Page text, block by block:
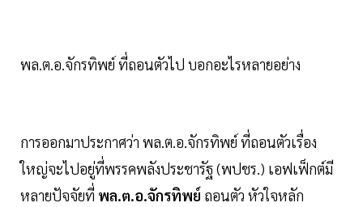
พล.ต.อ.จักรทิพย์ ที่ถอนตัวไป บอกอะไรหลายอย่าง
การออกมาประกาศว่า พล.ต.อ.จักรทิพย์ ที่ถอนตัวเรื่อง
ใหญ่จะไปอยู่ที่พรรคพลังประชารัฐ (พปชร.) เอฟเฟ็กต์มี
หลายปัจจัยที่ พล.ต.อ.จักรทิพย์ ถอนตัว หัวใจหลัก